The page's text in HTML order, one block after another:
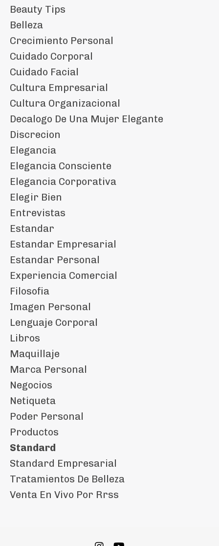
Beauty Tips
Belleza
Crecimiento Personal
Cuidado Corporal
Cuidado Facial
Cultura Empresarial
Cultura Organizacional
Decalogo De Una Mujer Elegante
Discrecion
Elegancia
Elegancia Consciente
Elegancia Corporativa
Elegir Bien
Entrevistas
Estandar
Estandar Empresarial
Estandar Personal
Experiencia Comercial
Filosofia
Imagen Personal
Lenguaje Corporal
Libros
Maquillaje
Marca Personal
Negocios
Netiqueta
Poder Personal
Productos
Standard
Standard Empresarial
Tratamientos De Belleza
Venta En Vivo Por Rrss